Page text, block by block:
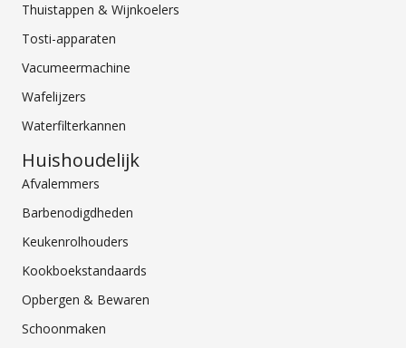
Thuistappen & Wijnkoelers
Tosti-apparaten
Vacumeermachine
Wafelijzers
Waterfilterkannen
Huishoudelijk
Afvalemmers
Barbenodigdheden
Keukenrolhouders
Kookboekstandaards
Opbergen & Bewaren
Schoonmaken